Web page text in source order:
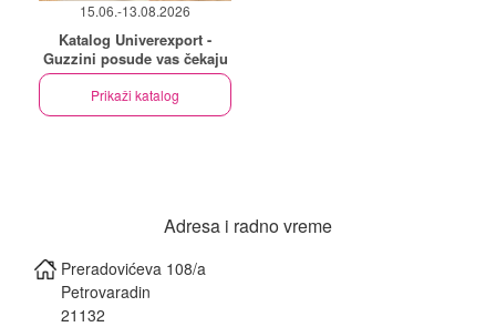
15.06.-13.08.2026
Katalog Univerexport -
Guzzini posude vas čekaju
Prikaži katalog
Adresa i radno vreme
Preradovićeva 108/a
Petrovaradin
21132